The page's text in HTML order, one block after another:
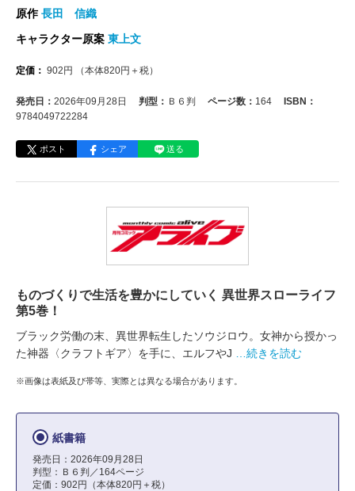
原作長田 信織
キャラクター原案 東上文
定価： 902 円 （本体820円＋税）
発売日： 2026年09月28日 判型： Ｂ６判 ページ数： 164
ISBN：
9784049722284
ポスト シェア 送る
ものづくりで生活を豊かにしていく 異世界スローライフ
第5巻！
ブラック労働の末、異世界転生したソウジロウ。女神から授かっ
た神器〈クラフトギア〉を手に、エルフやJ
…続きを読む
※画像は表紙及び帯等、実際とは異なる場合があります。
紙書籍
発売日：2026年09月28日
判型：Ｂ６判／164ページ
定価：902円（本体820円＋税）